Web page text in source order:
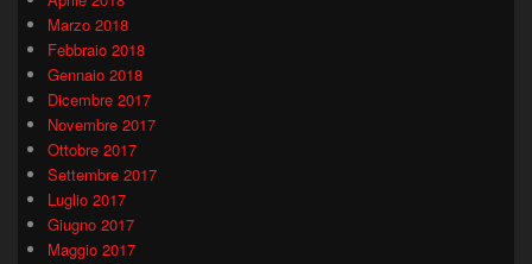
Marzo 2018
Febbraio 2018
Gennaio 2018
Dicembre 2017
Novembre 2017
Ottobre 2017
Settembre 2017
Luglio 2017
Giugno 2017
Maggio 2017